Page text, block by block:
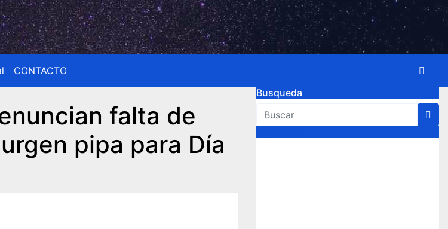
CONTACTO
falta de
pipa para Día
Busqueda